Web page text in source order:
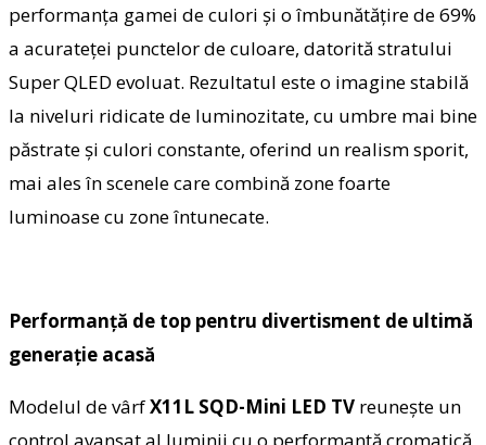
performanța gamei de culori și o îmbunătățire de 69%
a acurateței punctelor de culoare, datorită stratului
Super QLED evoluat. Rezultatul este o imagine stabilă
la niveluri ridicate de luminozitate, cu umbre mai bine
păstrate și culori constante, oferind un realism sporit,
mai ales în scenele care combină zone foarte
luminoase cu zone întunecate.
Performanță de top pentru divertisment de ultimă
generație acasă
Modelul de vârfX11L SQD-Mini LED TV reunește un
control avansat al luminii cu o performanță cromatică